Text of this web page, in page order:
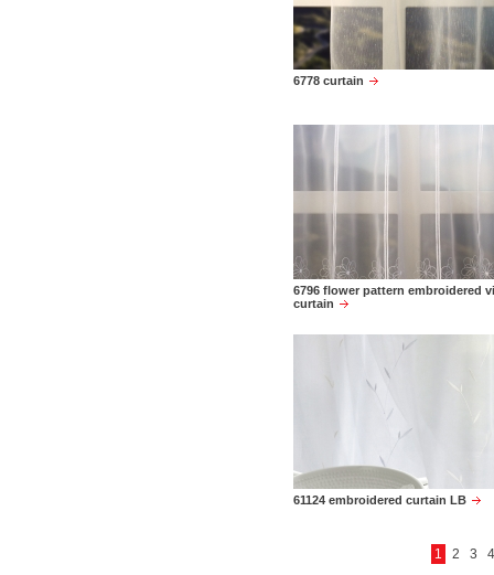
6778 curtain
6796 flower pattern embroidered
curtain
61124 embroidered curtain LB
1 2 3 4